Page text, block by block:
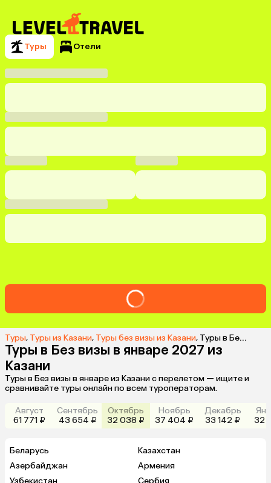
Туры Отели
Туры, Туры из Казани, Туры без визы из Казани, Туры в Без визы в январе 2027 из Казани
Туры в Без визы в январе 2027 из
Казани
Туры в Без визы в январе из Казани с перелетом — ищите и
сравнивайте туры онлайн по всем туроператорам.
Август
61 771 ₽
Сентябрь
43 654 ₽
Октябрь
32 038 ₽
Ноябрь
37 404 ₽
Декабрь
33 142 ₽
32
Беларусь
Казахстан
Азербайджан
Армения
Узбекистан
Сербия